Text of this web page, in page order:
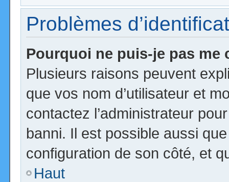
Problèmes
Pourquoi ne puis-je pas me
Plusieurs raisons peuvent
que vos nom d’utilisateur et
contactez l’administrateur
banni. Il est possible aussi
configuration de son côté, et
Haut